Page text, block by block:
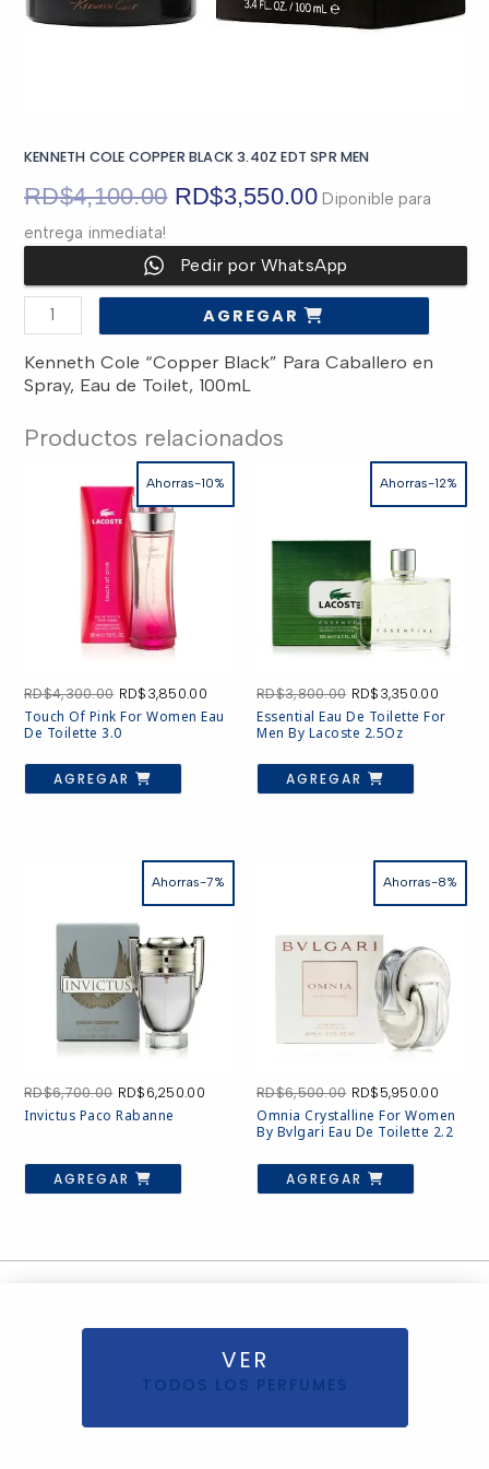
KENNETH COLE COPPER BLACK 3.40Z EDT SPR MEN
RD$4,100.00 El
precio
original
era:
RD$4,100.00.
RD$3,550.00El
precio
actual
es:
Diponible para
entrega inmediata!
Pedir por WhatsApp
KENNETH
COLE
COPPER
3.40Z
EDT
SPR
cantidad
AGREGAR
Kenneth Cole “Copper Black” Para Caballero en
Spray, Eau de Toilet, 100mL
Productos relacionados
Ahorras-10%
RD$4,300.00 El
precio
original
RD$4,300.00.
RD$3,850.00El
precio
actual
RD$3,850.00.
Touch Of Pink For Women Eau
De Toilette 3.0
AGREGAR
Ahorras-12%
RD$3,800.00 El
precio
original
RD$3,800.00.
RD$3,350.00El
precio
actual
Essential Eau De Toilette For
Men By Lacoste 2.5Oz
AGREGAR
Ahorras-7%
RD$6,700.00 El
precio
original
RD$6,700.00.
RD$6,250.00El
RD$6,250.00.
Invictus Paco Rabanne
AGREGAR
Ahorras-8%
RD$6,500.00 El
precio
original
RD$6,500.00.
RD$5,950.00El
precio
actual
Omnia Crystalline For Women
By Bvlgari Eau De Toilette 2.2
AGREGAR
VER
TODOS LOS PERFUMES